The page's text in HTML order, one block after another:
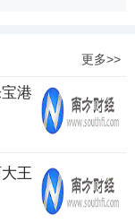
更多>>
港
王